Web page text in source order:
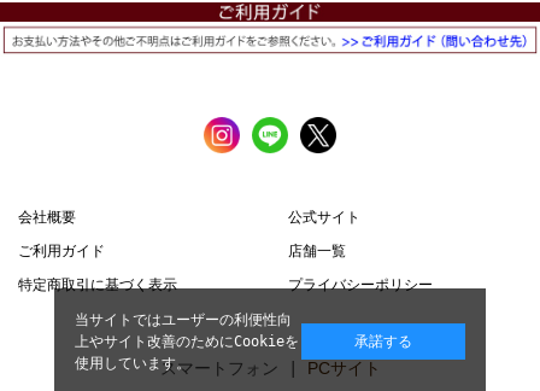
会社概要
公式サイト
ご利用ガイド
店舗一覧
特定商取引に基づく表示
プライバシーポリシー
スマートフォン | PCサイト
当サイトではユーザーの利便性向
上やサイト改善のためにCookieを
使用しています。
承諾する